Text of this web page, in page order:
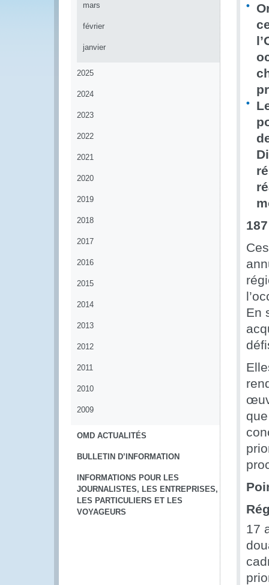
mars
février
janvier
2025
2024
2023
2022
2021
2020
2019
2018
2017
2016
2015
2014
2013
2012
2011
2010
2009
OMD ACTUALITÉS
BULLETIN D’INFORMATION
INFORMATIONS POUR LES
JOURNALISTES, LES ENTREPRISES,
LES PARTICULIERS ET LES
VOYAGEURS
En
17